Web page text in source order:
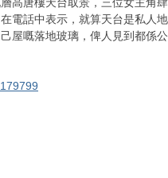
電話中表示，就算天台是私人
屋嘅落地玻璃，俾人見到都係